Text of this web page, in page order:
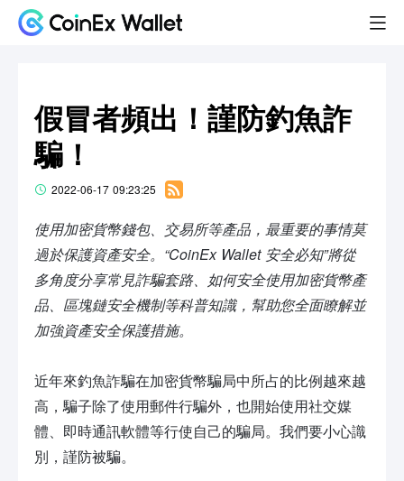
假冒者頻出！謹防釣魚詐
騙！
2022-06-17 09:23:25
使用加密貨幣錢包、交易所等產品，最重要的事情莫
過於保護資產安全。“CoinEx Wallet 安全必知”將從
多角度分享常見詐騙套路、如何安全使用加密貨幣產
品、區塊鏈安全機制等科普知識，幫助您全面瞭解並
加強資產安全保護措施。
近年來釣魚詐騙在加密貨幣騙局中所占的比例越來越
高，騙子除了使用郵件行騙外，也開始使用社交媒
體、即時通訊軟體等行使自己的騙局。我們要小心識
別，謹防被騙。